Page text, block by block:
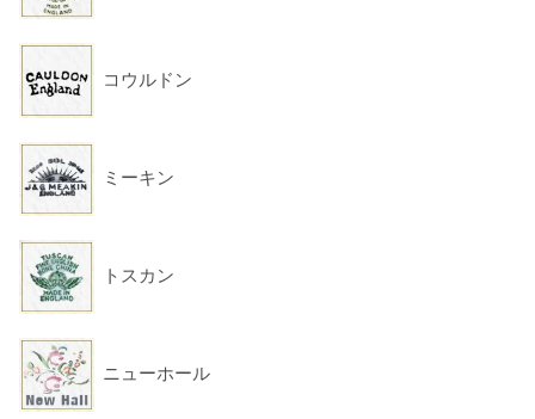
コウルドン
ミーキン
トスカン
ニューホール